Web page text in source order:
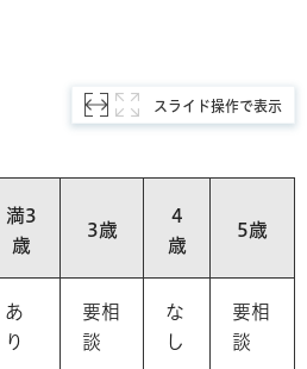
スライド操作で表示
満3
歳
3歳
4
歳
5歳
あ
り
要相
談
な
し
要相
談